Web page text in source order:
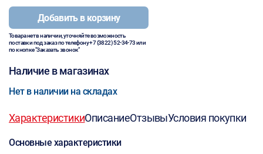
Добавить в корзину
Товара нет в наличии, уточняйте возможность
поставки под заказ по телефону+7 (3822) 52-34-73или
по кнопке "Заказать звонок"
Наличие в магазинах
Нет в наличии на складах
ХарактеристикиОписаниеОтзывыУсловия покупки
Основные характеристики